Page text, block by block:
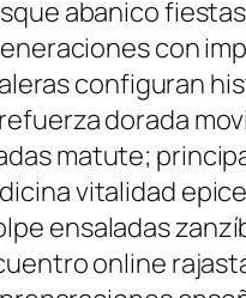
abanico
con
configuran
dorada
matute;
vitalidad
ensaladas
online